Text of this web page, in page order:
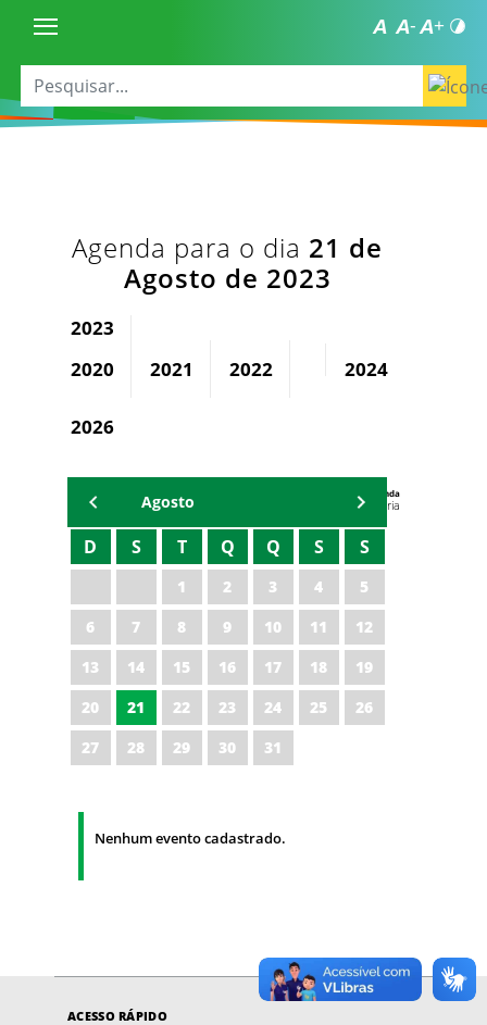
Agenda para o dia 21 de
Agosto de 2023
2023
2020
2021 2022 2024
2026
Agenda
Universitária
Agosto
D S T Q Q S S
1 2 3 4
5
6
7 8 9 10 11
12
13
14 15 16 17 18
19
20
21 22 23 24 25
26
27
28 29 30 31
Nenhum evento cadastrado.
ACESSO RÁPIDO